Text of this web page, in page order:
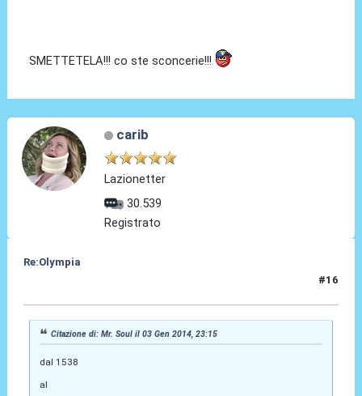
SMETTETELA!!! co ste sconcerie!!!
carib
Lazionetter
30.539
Registrato
Re:Olympia
#16
Citazione di: Mr. Soul il 03 Gen 2014, 23:15
dal 1538
al